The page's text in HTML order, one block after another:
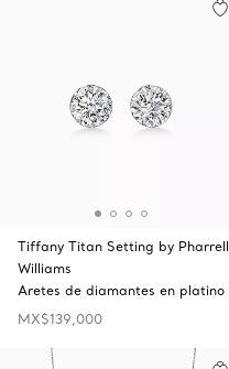
Tiffany Titan Setting by Pharrell
Williams
Aretes de diamantes en platino
MX$139,000